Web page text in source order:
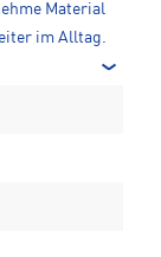
Material
im Alltag.